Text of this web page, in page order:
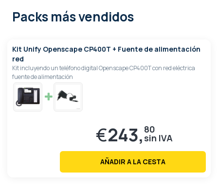
Packs más vendidos
Kit Unify Openscape CP400T + Fuente de alimentación
red
Kit incluyendo un teléfono digital Openscape CP400T con red eléctrica
fuente de alimentación
€243, 80
AÑADIR A LA CESTA